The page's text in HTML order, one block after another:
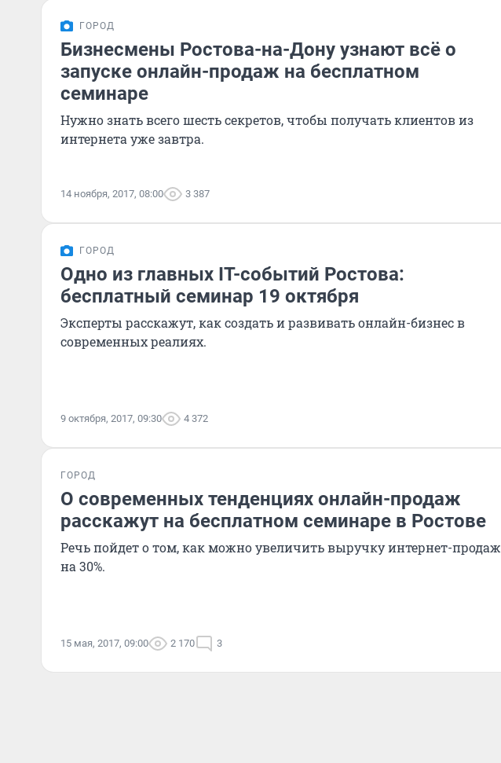
ГОРОД
Бизнесмены Ростова-на-Дону узнают всё о
запуске онлайн-продаж на бесплатном
семинаре
Нужно знать всего шесть секретов, чтобы получать клиентов из
интернета уже завтра.
14 ноября, 2017, 08:00 3 387
ГОРОД
Одно из главных IT-событий Ростова:
бесплатный семинар 19 октября
Эксперты расскажут, как создать и развивать онлайн-бизнес в
современных реалиях.
9 октября, 2017, 09:30 4 372
ГОРОД
О современных тенденциях онлайн-продаж
расскажут на бесплатном семинаре в Ростове
Речь пойдет о том, как можно увеличить выручку интернет-продаж
на 30%.
15 мая, 2017, 09:00 2 170 3